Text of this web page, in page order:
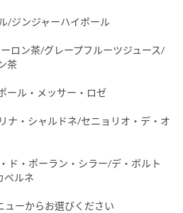
/ジンジャーハイボール
ロン茶/グレープフルーツジュース/
茶
ール・メッサー・ロゼ
ナ・シャルドネ/セニョリオ・デ・オ
ド・ポーラン・シラー/デ・ボルト
ベルネ
ューからお選びください